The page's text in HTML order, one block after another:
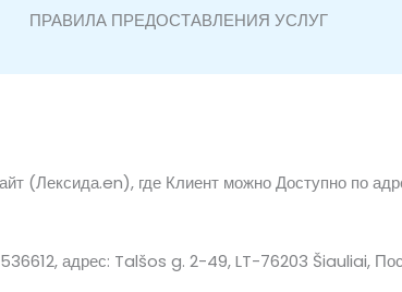
ПРАВИЛА ПРЕДОСТАВЛЕНИЯ УСЛУГ
(Лексида.en), где Клиент можноДоступно по
адрес: Talšos g. 2-49, LT-76203 Šiauliai,